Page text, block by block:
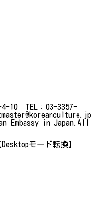
4-10 TEL：03-3357-
Embassy in Japan.All
Desktopモード転換】